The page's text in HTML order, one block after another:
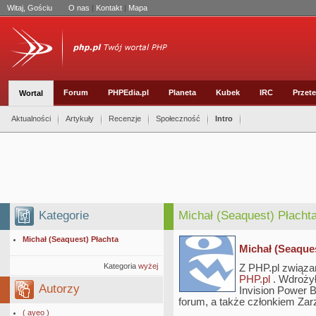
Witaj, Gościu O nas | Kontakt | Mapa
Wortal Forum PHPEdia.pl Planeta Kubek IRC
Aktualności Artykuły Recenzje Społeczność Intro
Kategorie
Michał (Seaquest) Płachta
Kategoria wyżej
Autorzy
( ayeo )
Michał (Seaquest)
Michał
Z PHP.pl
PHP.pl .
Invision Power
forum, a także członkiem